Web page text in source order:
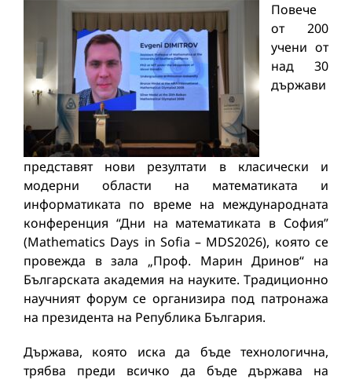
Повече
от 200
учени от
над 30
държави
представят нови резултати в класически и
модерни области на математиката и
информатиката по време на международната
конференция “Дни на математиката в София”
(Mathematics Days in Sofia – MDS2026), която се
провежда в зала „Проф. Марин Дринов“ на
Българската академия на науките. Традиционно
научният форум се организира под патронажа
на президента на Република България.
Държава, която иска да бъде технологична,
трябва преди всичко да бъде държава на